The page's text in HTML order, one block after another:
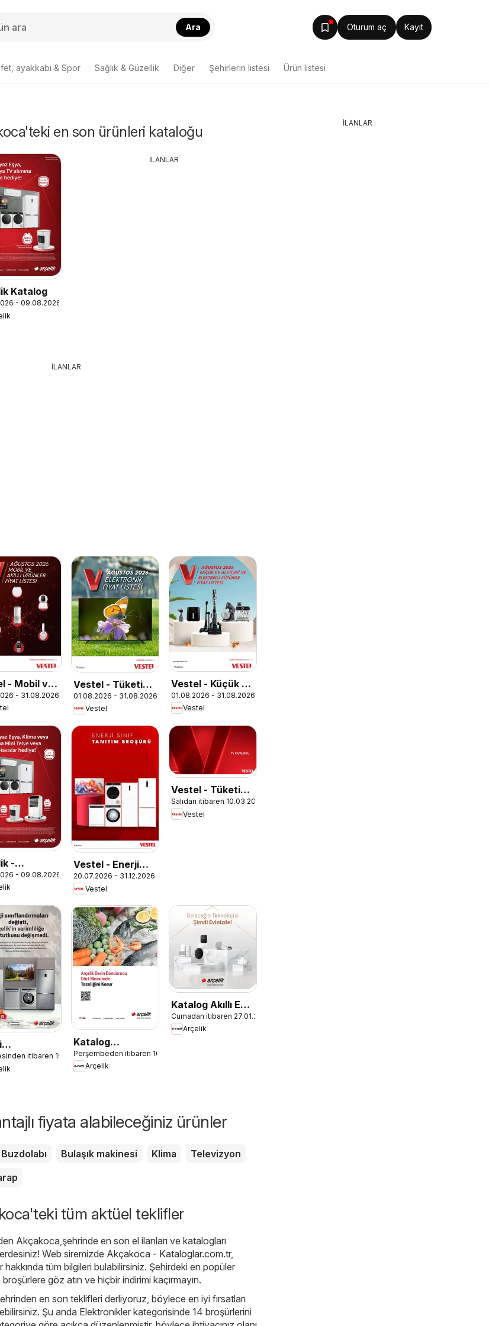
Ara Oturum aç Kayıt
ayakkabı & Spor Sağlık & Güzellik Diğer Şehirlerin listesi Ürün listesi
en son ürünleri kataloğu
Katalog
- 09.08.2026
İLANLAR
İLANLAR
- Mobil ve
Ürünler
- 31.08.2026
Vestel - Tüketici
Elektroniği
01.08.2026 - 31.08.2026
Vestel
Vestel - Küçük Ev
Aletleri
01.08.2026 - 31.08.2026
Vestel
-
- 09.08.2026
Vestel - Enerji
Sınıfı Broşür
20.07.2026 - 31.12.2026
Vestel
Vestel - Tüketici
Elektroniği
Katalog
Salıdan itibaren 10.03.2026
Vestel
itibaren 19.02.2024
Katalog
Dondurucu
Kullanımında Püf
Perşembeden itibaren 16.03.2023
Arçelik
Katalog Akıllı Ev
Teknolojileri
Cumadan itibaren 27.01.2023
Arçelik
fiyata alabileceğiniz ürünler
Buzdolabı Bulaşık makinesi Klima
Televizyon
tüm aktüel teklifler
Akçakoca,şehrinde en son el ilanları ve katalogları
Web siremizde Akçakoca - Kataloglar.com.tr,
tüm bilgileri bulabilirsiniz. Şehirdeki en popüler
göz atın ve hiçbir indirimi kaçırmayın.
en son teklifleri derliyoruz, böylece en iyi fırsatları
Şu anda Elektronikler kategorisinde 14 broşürlerini
İLANLAR